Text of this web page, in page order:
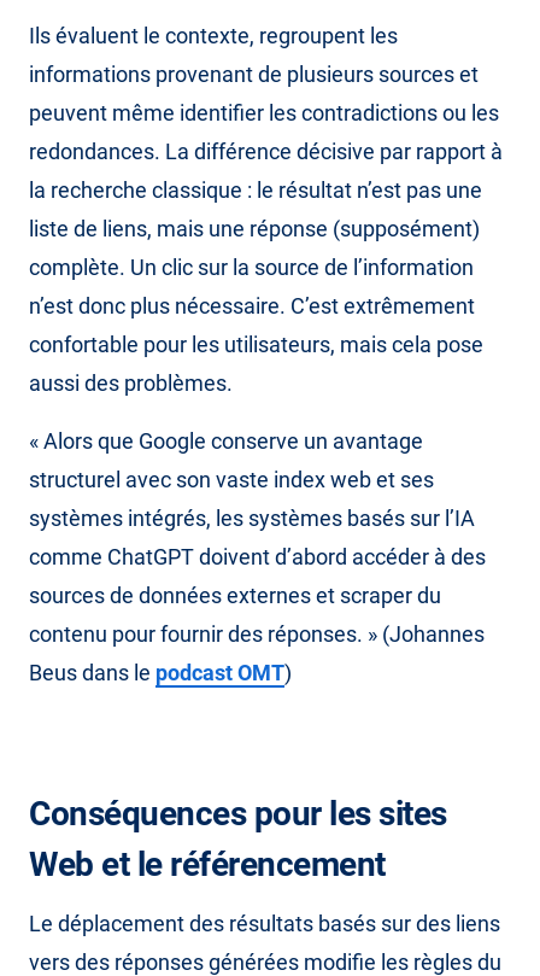
Ils évaluent le contexte, regroupent les
informations provenant de plusieurs sources et
peuvent même identifier les contradictions ou les
redondances. La différence décisive par rapport à
la recherche classique : le résultat n’est pas une
liste de liens, mais une réponse (supposément)
complète. Un clic sur la source de l’information
n’est donc plus nécessaire. C’est extrêmement
confortable pour les utilisateurs, mais cela pose
aussi des problèmes.
« Alors que Google conserve un avantage
structurel avec son vaste index web et ses
systèmes intégrés, les systèmes basés sur l’IA
comme ChatGPT doivent d’abord accéder à des
sources de données externes et scraper du
contenu pour fournir des réponses. » (Johannes
Beus dans le podcast OMT)
Conséquences pour les sites
Web et le référencement
Le déplacement des résultats basés sur des liens
vers des réponses générées modifie les règles du